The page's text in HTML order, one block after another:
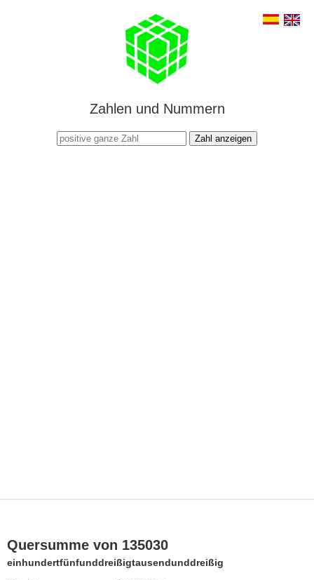
Zahlen und Nummern
Zahl anzeigen
Quersumme von 135030
einhundertfünfunddreißigtausendunddreißig